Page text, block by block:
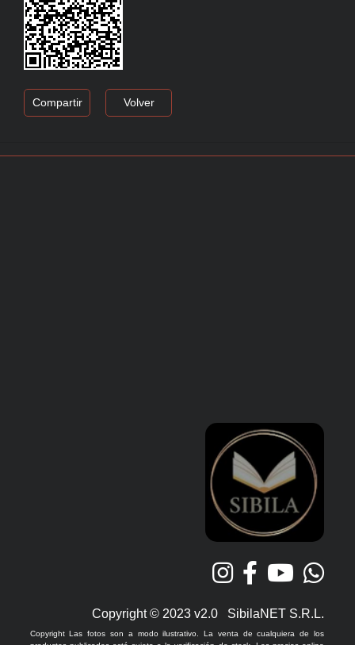
Compartir Volver
Copyright © 2023 v2.0 SibilaNET S.R.L.
Copyright Las fotos son a modo ilustrativo. La venta de cualquiera de los